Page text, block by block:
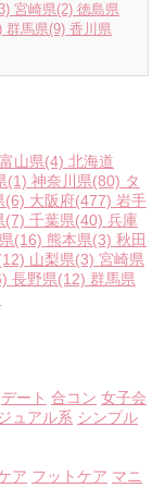
宮崎県(2) 徳島県
群馬県(9) 香川県
富山県(4) 北海道
(1) 神奈川県(80) タ
(6) 大阪府(477) 岩手
(7) 千葉県(40) 兵庫
(16) 熊本県(3) 秋田
山梨県(3) 宮崎県
長野県(12) 群馬県
デート 合コン 女子会
ュアル系 シンプル
ア フットケア マニ